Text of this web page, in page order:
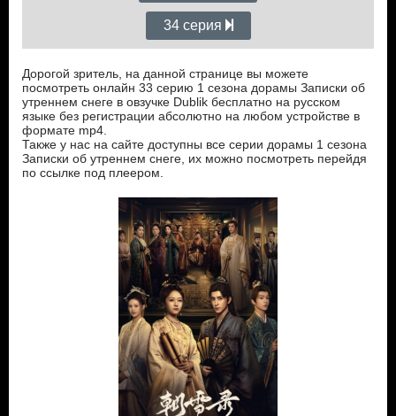
34 серия
Дорогой зритель, на данной странице вы можете
посмотреть онлайн 33 серию 1 сезона дорамы Записки об
утреннем снеге в овзучке Dublik бесплатно на русском
языке без регистрации абсолютно на любом устройстве в
формате mp4.
Также у нас на сайте доступны все серии дорамы 1 сезона
Записки об утреннем снеге, их можно посмотреть перейдя
по ссылке под плеером.